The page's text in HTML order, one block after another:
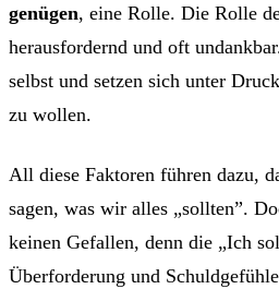
genügen, eine Rolle. Die Rolle
herausfordernd und oft
selbst und setzen sich unter
zu wollen.
All diese Faktoren führen dazu,
sagen, was wir alles „sollten”.
keinen Gefallen, denn die „Ich
Überforderung und